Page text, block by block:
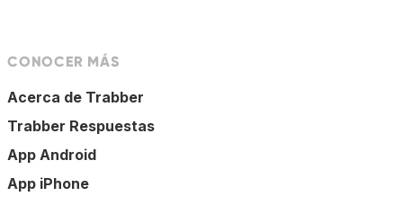
CONOCER MÁS
Acerca de Trabber
Trabber Respuestas
App Android
App iPhone